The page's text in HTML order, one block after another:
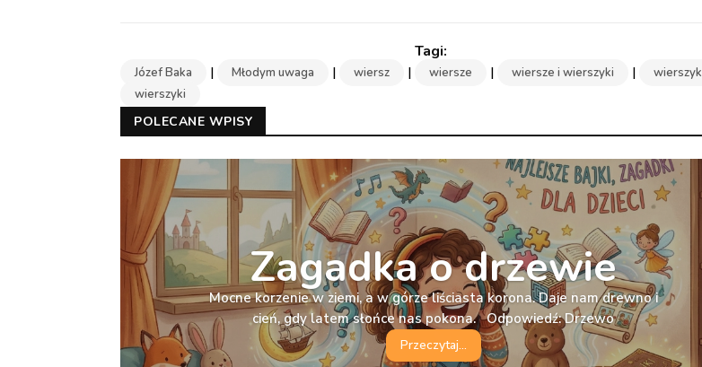
Józef Baka | Młodym uwaga | wiersz | wiersze | wiersze i wierszyki | wierszyk
wierszyki
POLECANE WPISY
Zagadka o drzewie
Mocne korzenie w ziemi, a w górze liściasta korona. Daje nam drewno i
cień, gdy latem słońce nas pokona. Odpowiedź: Drzewo
Przeczytaj...